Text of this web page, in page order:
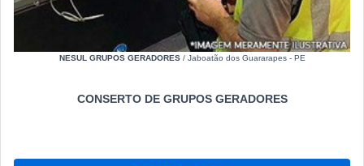
NESUL GRUPOS GERADORES/ Jaboatão dos Guararapes - PE
CONSERTO DE GRUPOS GERADORES